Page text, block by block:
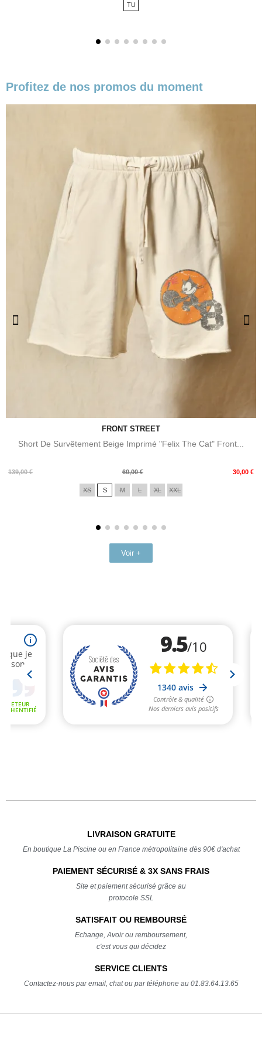
TU
Profitez de nos promos du moment
FRONT STREET
Short De Survêtement Beige Imprimé "Felix The Cat" Front...
139,00 €
Prix
60,00 € 30,00 €
Prix
XS S M L XL XXL
Voir +
LIVRAISON GRATUITE
En boutique La Piscine ou en France métropolitaine dès 90€ d'achat
PAIEMENT SÉCURISÉ & 3X SANS FRAIS
Site et paiement sécurisé grâce au
protocole SSL
SATISFAIT OU REMBOURSÉ
Echange, Avoir ou remboursement,
c'est vous qui décidez
SERVICE CLIENTS
Contactez-nous par email, chat ou par téléphone au 01.83.64.13.65